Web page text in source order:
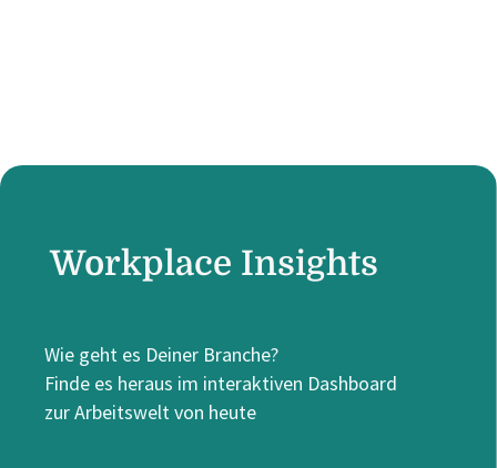
Workplace Insights
Wie geht es Deiner Branche?
Finde es heraus im interaktiven Dashboard
zur Arbeitswelt von heute